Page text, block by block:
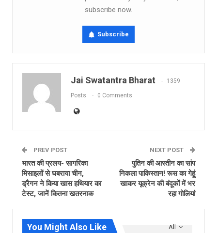
subscribe now.
Subscribe
Jai Swatantra Bharat 1359
Posts 0 Comments
PREV POST
भारत की प्रलय- सागरिका
मिसाइलों से घबराया चीन,
ड्रैगन ने किया खास हथियार का
टेस्‍ट, जानें क‍ितना खतरनाक
NEXT POST
पुतिन की आस्तीन का सांप
निकला पाकिस्तान! रूस का गेहूं
खाकर यूक्रेन की बंदूकों में भर
रहा गोलियां
All
You Might Also Like